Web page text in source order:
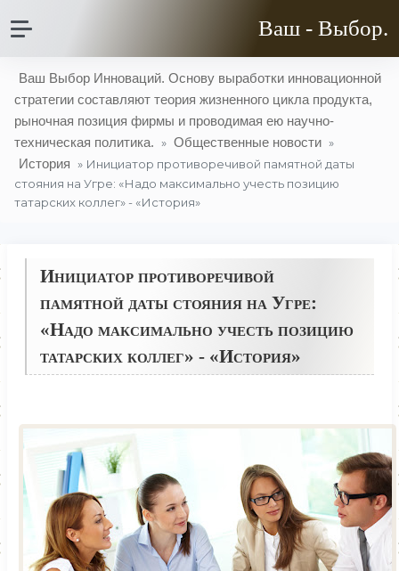
Ваш - Выбор.
Ваш Выбор Инноваций. Основу выработки инновационной
стратегии составляют теория жизненного цикла продукта,
рыночная позиция фирмы и проводимая ею научно-
техническая политика. » Общественные новости »
История » Инициатор противоречивой памятной даты
стояния на Угре: «Надо максимально учесть позицию
татарских коллег» - «История»
Инициатор противоречивой
памятной даты стояния на Угре:
«Надо максимально учесть позицию
татарских коллег» - «История»